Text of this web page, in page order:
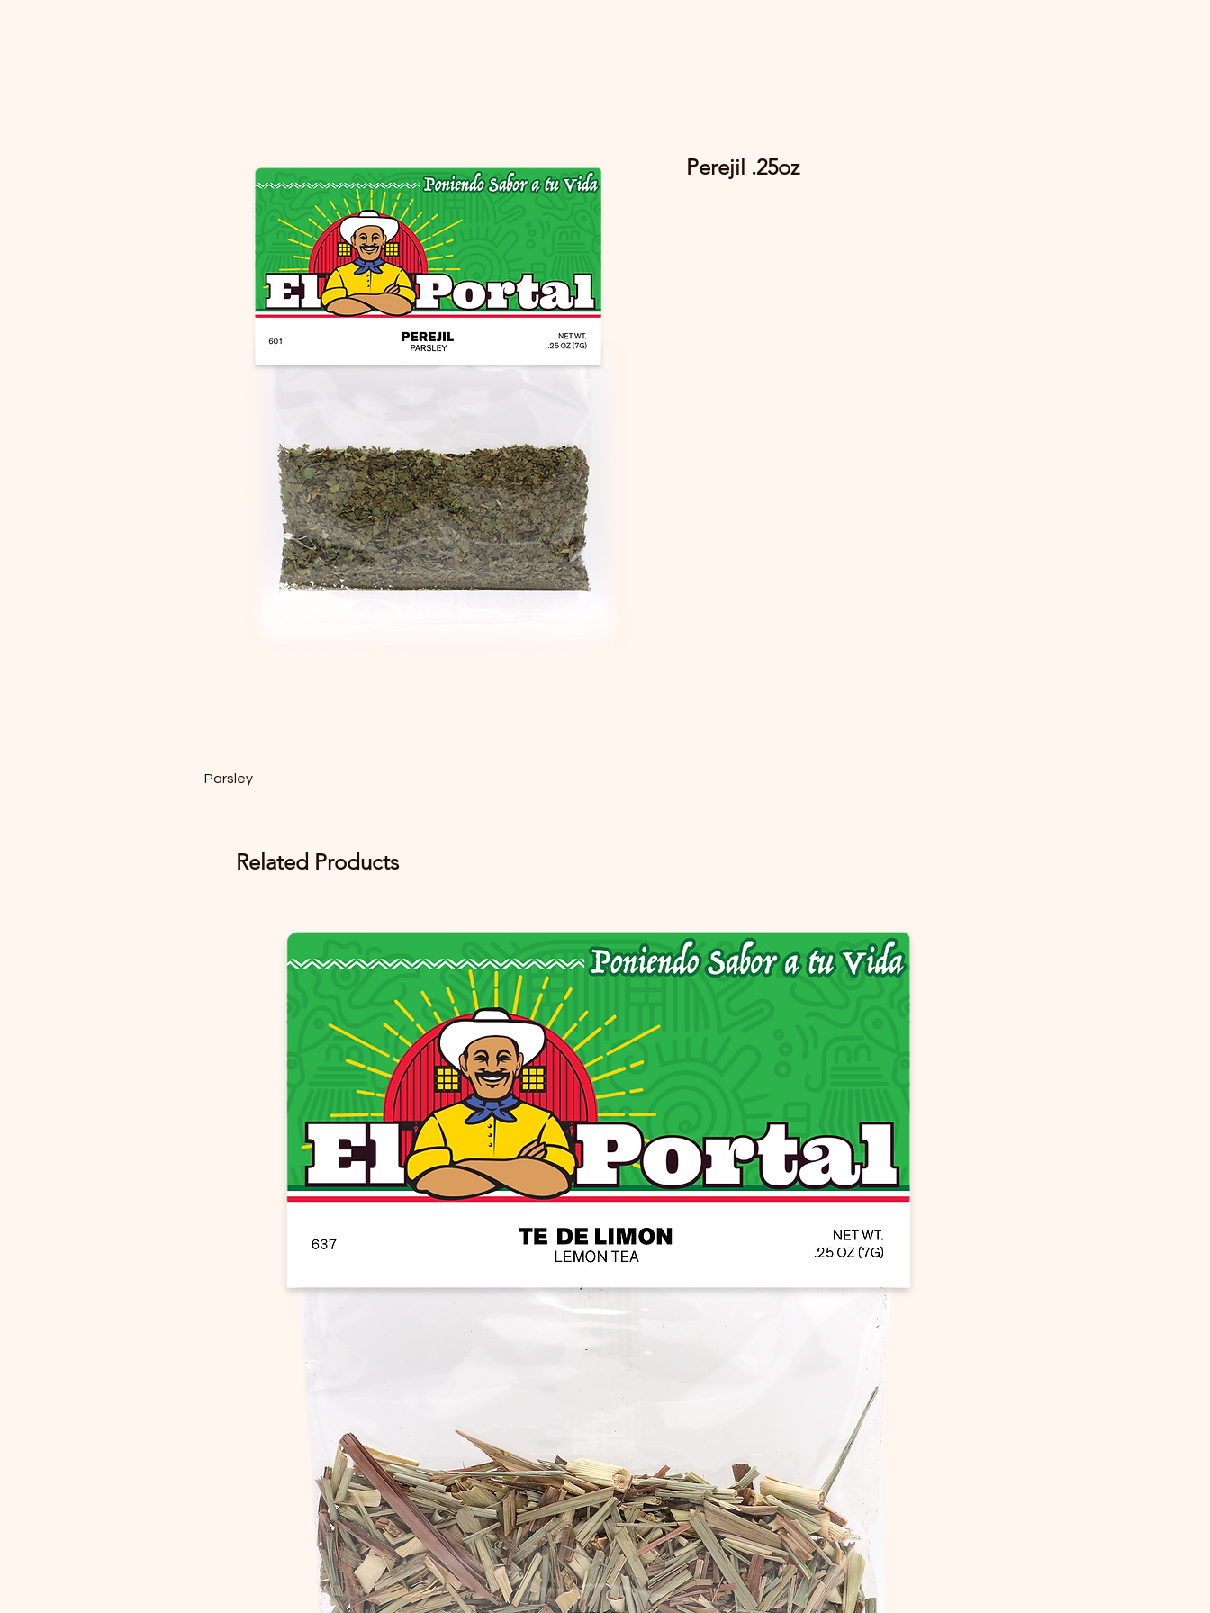
Parsley
Perejil .25oz
Related Products